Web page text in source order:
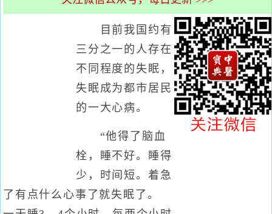
目前我国约有
三分之一的人存在
不同程度的失眠，
失眠成为都市居民
的一大心病。
“他得了脑血
栓，睡不好。睡得
少，时间短。着急
了有点什么心事了就失眠了。